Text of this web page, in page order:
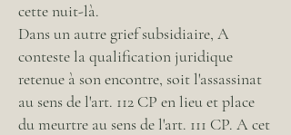
cette nuit-là.
Dans un autre grief subsidiaire, A
conteste la qualification juridique
retenue à son encontre, soit l'assassinat
au sens de l'art. 112 CP en lieu et place
du meurtre au sens de l'art. 111 CP. A cet